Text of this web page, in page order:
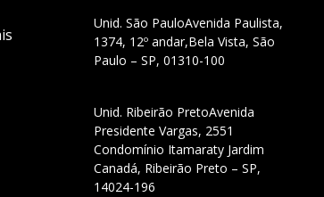
Unid. São PauloAvenida Paulista,
1374, 12º andar,Bela Vista, São
Paulo – SP, 01310-100
Unid. Ribeirão PretoAvenida
Presidente Vargas, 2551
Condomínio Itamaraty Jardim
Canadá, Ribeirão Preto – SP,
14024-196